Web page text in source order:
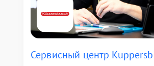
Сервисный центр